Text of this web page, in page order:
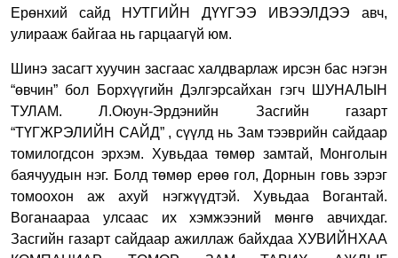
Ерөнхий сайд НУТГИЙН ДҮҮГЭЭ ИВЭЭЛДЭЭ авч,
улирааж байгаа нь гарцаагүй юм.
Шинэ засагт хуучин засгаас халдварлаж ирсэн бас нэгэн
“өвчин” бол Борхүүгийн Дэлгэрсайхан гэгч ШУНАЛЫН
ТУЛАМ. Л.Оюун-Эрдэнийн Засгийн газарт
“ТҮГЖРЭЛИЙН САЙД” , сүүлд нь Зам тээврийн сайдаар
томилогдсон эрхэм. Хувьдаа төмөр замтай, Монголын
баячуудын нэг. Болд төмөр ерөө гол, Дорнын говь зэрэг
томоохон аж ахуй нэгжүүдтэй. Хувьдаа Вогантай.
Воганаараа улсаас их хэмжээний мөнгө авчихдаг.
Засгийн газарт сайдаар ажиллаж байхдаа ХУВИЙНХАА